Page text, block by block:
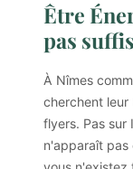
Être
pas
À Nîmes
cherchent leur
flyers. Pas sur
n'apparaît pas